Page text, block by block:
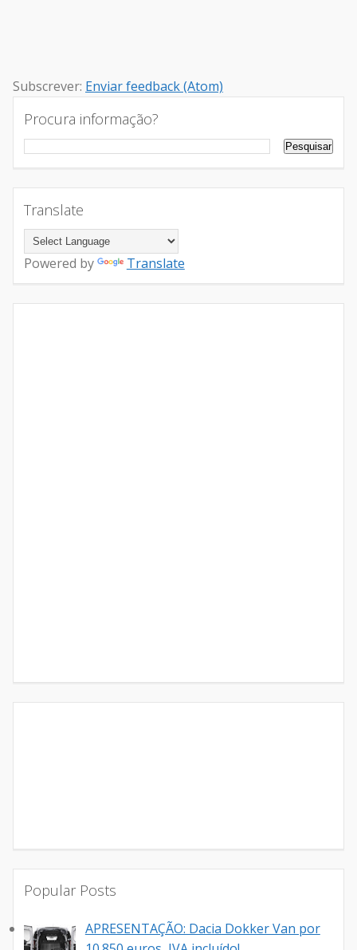
Subscrever: Enviar feedback (Atom)
Procura informação?
Translate
Powered by Translate
Popular Posts
APRESENTAÇÃO: Dacia Dokker Van por